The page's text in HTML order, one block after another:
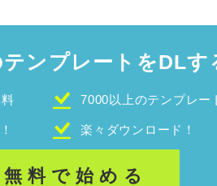
テンプレートをDLす
7000以上のテンプレー
楽々ダウンロード！
無料で始める